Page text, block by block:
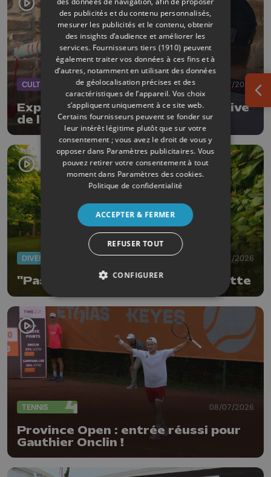
CULTURE 13/07/2026
Expo : Attaque ! la contre-offensive
de l'art
DIVERS 08/07/2026
"Pas à pas" dans le jardin de Brigitte
TENNIS 08/07/2026
Province Open : entrée réussi pour
Gauthier Onclin !
des publicités et du contenu personnalisés,
mesurer les publicités et le contenu, obtenir
des insights d’audience et améliorer les
services. Fournisseurs tiers (1910) peuvent
également traiter vos données à ces fins et à
d’autres, notamment en utilisant des données
de géolocalisation précises et des
caractéristiques de l’appareil. Vos choix
s’appliquent uniquement à ce site web.
Certains fournisseurs peuvent se fonder sur
leur intérêt légitime plutôt que sur votre
consentement ; vous avez le droit de vous y
opposer dans Paramètres publicitaires. Vous
pouvez retirer votre consentement à tout
moment dans Paramètres des cookies.
Politique de confidentialité
ACCEPTER & FERMER
REFUSER TOUT
CONFIGURER